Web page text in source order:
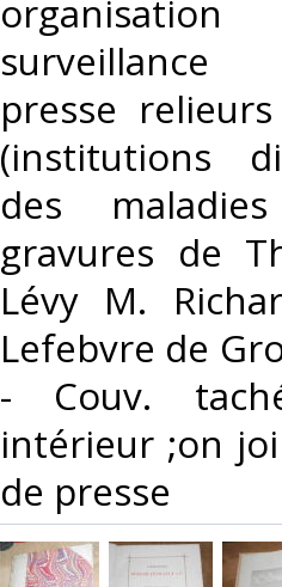
surveillance
presse
(institutions
des
gravures de
Lévy M.
Lefebvre de
- Couv.
intérieur ;on
de presse‎